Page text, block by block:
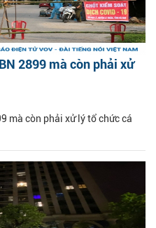
2899 mà còn phải xử
mà còn phải xử lý tổ chức cá